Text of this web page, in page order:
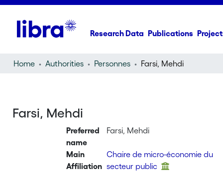
Research Data Publications
Home Authorities Personnes Farsi, Mehdi
Farsi, Mehdi
Preferred
name
Farsi, Mehdi
Main
Affiliation
Chaire de micro-économie du
secteur public